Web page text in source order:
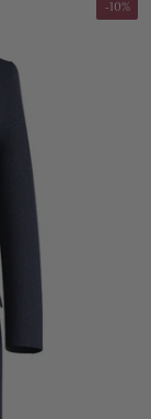
-10%